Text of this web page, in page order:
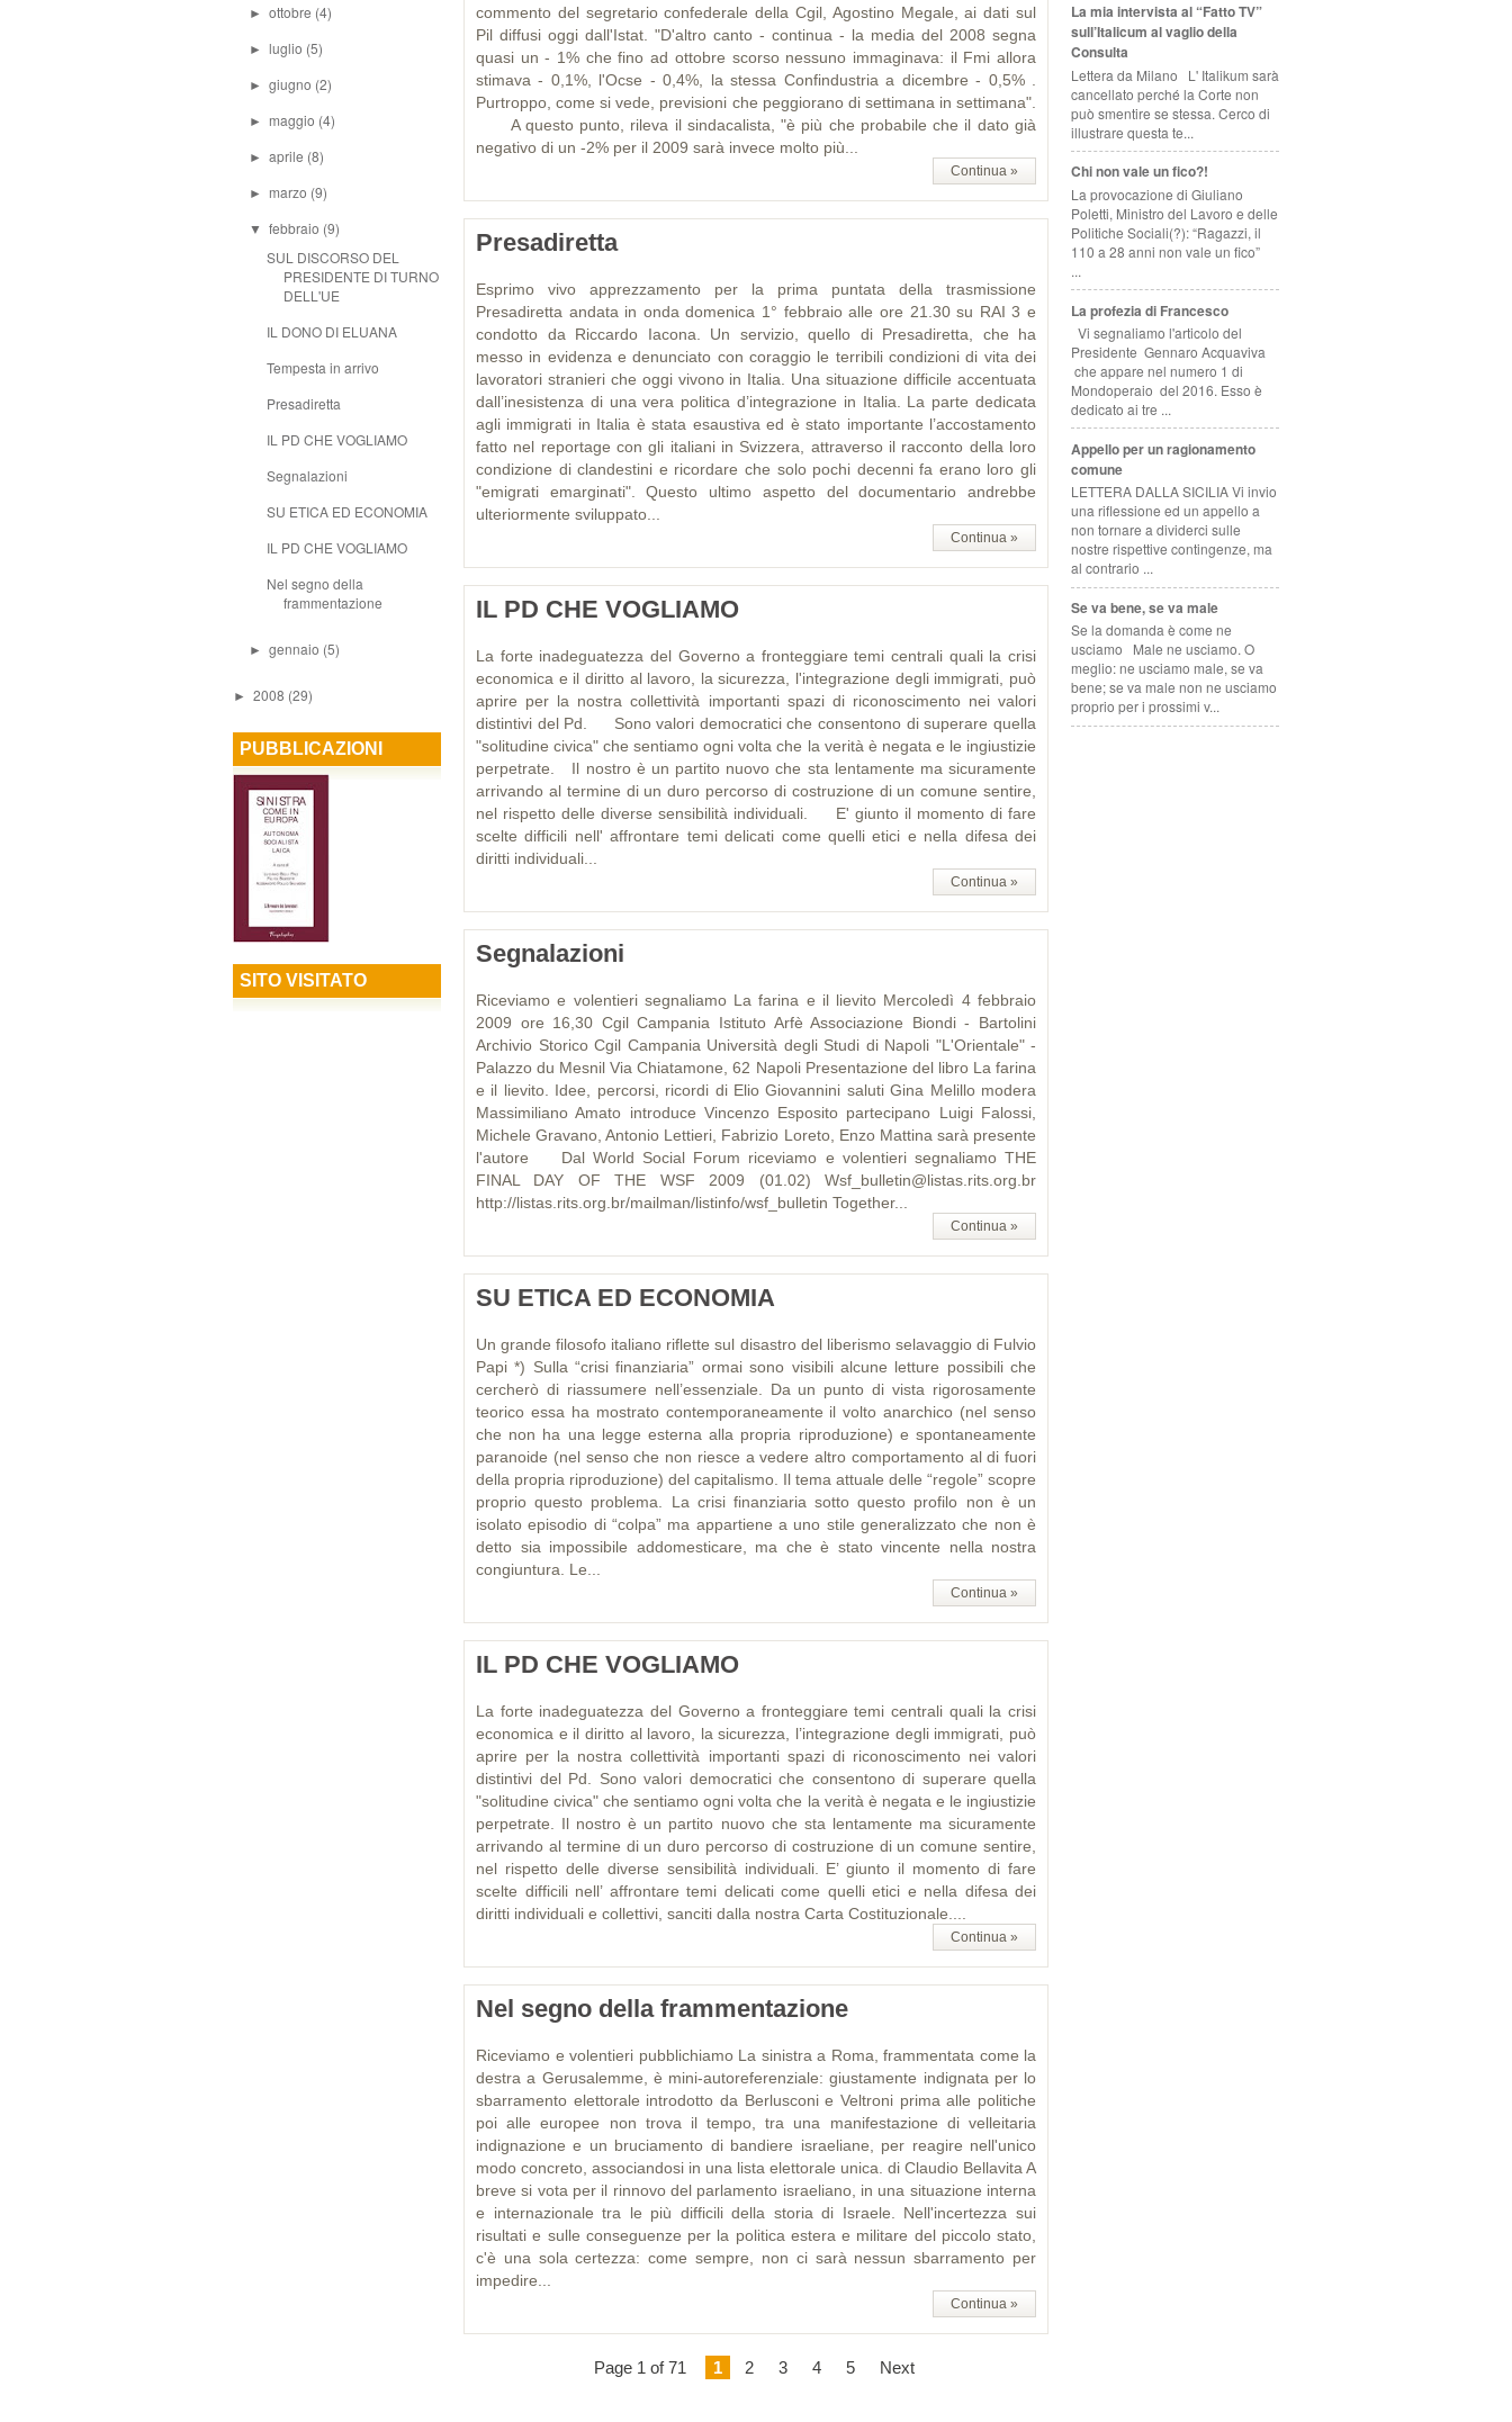
►ottobre (4)
► luglio (5)
►giugno (2)
► maggio (4)
►aprile (8)
► marzo (9)
▼febbraio (9)
SUL DISCORSO DEL
PRESIDENTE DI TURNO
DELL'UE
IL DONO DI ELUANA
Tempesta in arrivo
Presadiretta
IL PD CHE VOGLIAMO
Segnalazioni
SU ETICA ED ECONOMIA
IL PD CHE VOGLIAMO
Nel segno della
frammentazione
►gennaio (5)
► 2008 (29)
PUBBLICAZIONI
SITO VISITATO
commento del segretario confederale della Cgil, Agostino Megale, ai dati sul
Pil diffusi oggi dall'Istat. "D'altro canto - continua - la media del 2008 segna
quasi un - 1% che fino ad ottobre scorso nessuno immaginava: il Fmi allora
stimava - 0,1%, l'Ocse - 0,4%, la stessa Confindustria a dicembre - 0,5% .
Purtroppo, come si vede, previsioni che peggiorano di settimana in settimana".
A questo punto, rileva il sindacalista, "è più che probabile che il dato già
negativo di un -2% per il 2009 sarà invece molto più...
Continua »
Presadiretta
Esprimo vivo apprezzamento per la prima puntata della trasmissione
Presadiretta andata in onda domenica 1° febbraio alle ore 21.30 su RAI 3 e
condotto da Riccardo Iacona. Un servizio, quello di Presadiretta, che ha
messo in evidenza e denunciato con coraggio le terribili condizioni di vita dei
lavoratori stranieri che oggi vivono in Italia. Una situazione difficile accentuata
dall’inesistenza di una vera politica d’integrazione in Italia. La parte dedicata
agli immigrati in Italia è stata esaustiva ed è stato importante l’accostamento
fatto nel reportage con gli italiani in Svizzera, attraverso il racconto della loro
condizione di clandestini e ricordare che solo pochi decenni fa erano loro gli
"emigrati emarginati". Questo ultimo aspetto del documentario andrebbe
ulteriormente sviluppato...
Continua »
IL PD CHE VOGLIAMO
La forte inadeguatezza del Governo a fronteggiare temi centrali quali la crisi
economica e il diritto al lavoro, la sicurezza, l'integrazione degli immigrati, può
aprire per la nostra collettività importanti spazi di riconoscimento nei valori
distintivi del Pd. Sono valori democratici che consentono di superare quella
"solitudine civica" che sentiamo ogni volta che la verità è negata e le ingiustizie
perpetrate. Il nostro è un partito nuovo che sta lentamente ma sicuramente
arrivando al termine di un duro percorso di costruzione di un comune sentire,
nel rispetto delle diverse sensibilità individuali. E' giunto il momento di fare
scelte difficili nell' affrontare temi delicati come quelli etici e nella difesa dei
diritti individuali...
Continua »
Segnalazioni
Riceviamo e volentieri segnaliamo La farina e il lievito Mercoledì 4 febbraio
2009 ore 16,30 Cgil Campania Istituto Arfè Associazione Biondi - Bartolini
Archivio Storico Cgil Campania Università degli Studi di Napoli "L'Orientale" -
Palazzo du Mesnil Via Chiatamone, 62 Napoli Presentazione del libro La farina
e il lievito. Idee, percorsi, ricordi di Elio Giovannini saluti Gina Melillo modera
Massimiliano Amato introduce Vincenzo Esposito partecipano Luigi Falossi,
Michele Gravano, Antonio Lettieri, Fabrizio Loreto, Enzo Mattina sarà presente
l'autore Dal World Social Forum riceviamo e volentieri segnaliamo THE
FINAL DAY OF THE WSF 2009 (01.02) Wsf_bulletin@listas.rits.org.br
http://listas.rits.org.br/mailman/listinfo/wsf_bulletin Together...
Continua »
SU ETICA ED ECONOMIA
Un grande filosofo italiano riflette sul disastro del liberismo selavaggio di Fulvio
Papi *) Sulla “crisi finanziaria” ormai sono visibili alcune letture possibili che
cercherò di riassumere nell’essenziale. Da un punto di vista rigorosamente
teorico essa ha mostrato contemporaneamente il volto anarchico (nel senso
che non ha una legge esterna alla propria riproduzione) e spontaneamente
paranoide (nel senso che non riesce a vedere altro comportamento al di fuori
della propria riproduzione) del capitalismo. Il tema attuale delle “regole” scopre
proprio questo problema. La crisi finanziaria sotto questo profilo non è un
isolato episodio di “colpa” ma appartiene a uno stile generalizzato che non è
detto sia impossibile addomesticare, ma che è stato vincente nella nostra
congiuntura. Le...
Continua »
IL PD CHE VOGLIAMO
La forte inadeguatezza del Governo a fronteggiare temi centrali quali la crisi
economica e il diritto al lavoro, la sicurezza, l’integrazione degli immigrati, può
aprire per la nostra collettività importanti spazi di riconoscimento nei valori
distintivi del Pd. Sono valori democratici che consentono di superare quella
"solitudine civica" che sentiamo ogni volta che la verità è negata e le ingiustizie
perpetrate. Il nostro è un partito nuovo che sta lentamente ma sicuramente
arrivando al termine di un duro percorso di costruzione di un comune sentire,
nel rispetto delle diverse sensibilità individuali. E’ giunto il momento di fare
scelte difficili nell’ affrontare temi delicati come quelli etici e nella difesa dei
diritti individuali e collettivi, sanciti dalla nostra Carta Costituzionale....
Continua »
Nel segno della frammentazione
Riceviamo e volentieri pubblichiamo La sinistra a Roma, frammentata come la
destra a Gerusalemme, è mini-autoreferenziale: giustamente indignata per lo
sbarramento elettorale introdotto da Berlusconi e Veltroni prima alle politiche
poi alle europee non trova il tempo, tra una manifestazione di velleitaria
indignazione e un bruciamento di bandiere israeliane, per reagire nell'unico
modo concreto, associandosi in una lista elettorale unica. di Claudio Bellavita A
breve si vota per il rinnovo del parlamento israeliano, in una situazione interna
e internazionale tra le più difficili della storia di Israele. Nell'incertezza sui
risultati e sulle conseguenze per la politica estera e militare del piccolo stato,
c'è una sola certezza: come sempre, non ci sarà nessun sbarramento per
impedire...
Continua »
Page 1 of 71 1 2 3 4 5 Next
La mia intervista al “Fatto TV”
sull’Italicum al vaglio della
Consulta
Lettera da Milano L' Italikum sarà
cancellato perché la Corte non
può smentire se stessa. Cerco di
illustrare questa te...
Chi non vale un fico?!
La provocazione di Giuliano
Poletti, Ministro del Lavoro e delle
Politiche Sociali(?): “Ragazzi, il
110 a 28 anni non vale un fico”
...
La profezia di Francesco
Vi segnaliamo l'articolo del
Presidente Gennaro Acquaviva
che appare nel numero 1 di
Mondoperaio del 2016. Esso è
dedicato ai tre ...
Appello per un ragionamento
comune
LETTERA DALLA SICILIA Vi invio
una riflessione ed un appello a
non tornare a dividerci sulle
nostre rispettive contingenze, ma
al contrario ...
Se va bene, se va male
Se la domanda è come ne
usciamo Male ne usciamo. O
meglio: ne usciamo male, se va
bene; se va male non ne usciamo
proprio per i prossimi v...